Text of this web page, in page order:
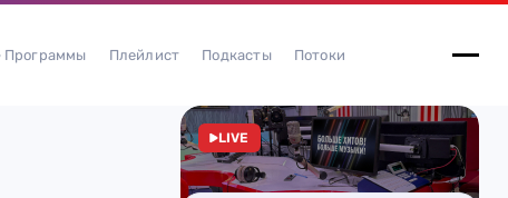
Программы Плейлист Подкасты Потоки
LIVE